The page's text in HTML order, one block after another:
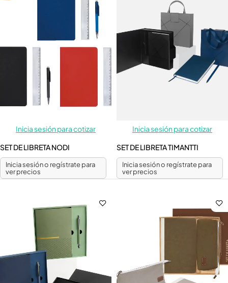
Inicia sesión para cotizar
SET DE LIBRETA NODI
Inicia sesión o regístrate para
ver precios
Inicia sesión para cotizar
SET DE LIBRETA TIMANTTI
Inicia sesión o regístrate para
ver precios